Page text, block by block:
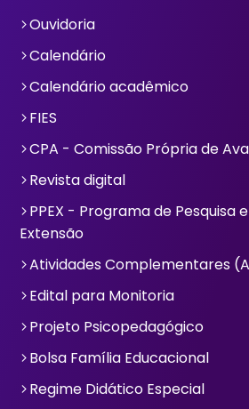
arrow_forward_iosOuvidoria
arrow_forward_iosCalendário
arrow_forward_iosCalendário acadêmico
arrow_forward_ios FIES
arrow_forward_iosCPA - Comissão Própria de
arrow_forward_ios Revista digital
arrow_forward_ios PPEX - Programa de Pesquisa e
Extensão
arrow_forward_ios Atividades Complementares
arrow_forward_ios Edital para Monitoria
arrow_forward_ios Projeto Psicopedagógico
arrow_forward_ios Bolsa Família Educacional
arrow_forward_ios Regime Didático Especial